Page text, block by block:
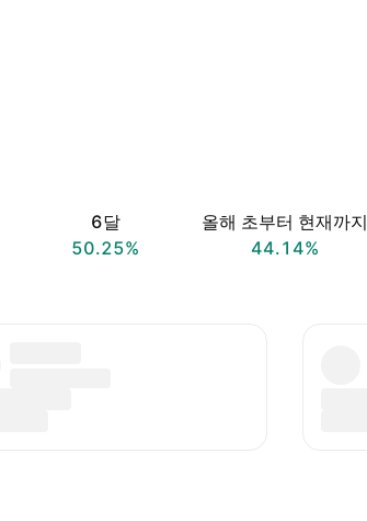
6달
50.25%
올해 초부터 현재까지
44.14%